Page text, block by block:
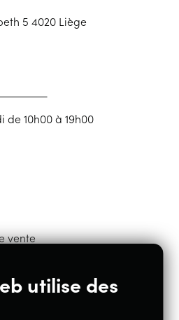
54020 Liège
10h00 à 19h00
vente
utilise des